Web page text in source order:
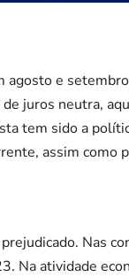
agosto e
juros neutra,
tem sido a
assim como
Nas
Na atividade